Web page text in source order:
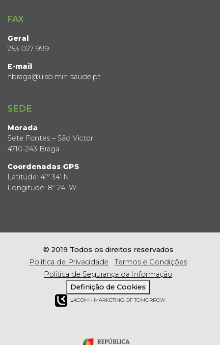
FAX
Geral
253 027 999
E-mail
hbraga@ulsb.min-saude.pt
SEDE
Morada
Sete Fontes – São Victor
4710-243 Braga
Coordenadas GPS
Latitude: 41º 34’ N
Longitude: 8º 24’ W
© 2019 Todos os direitos reservados
Política de Privacidade
Termos e Condições
Política de Segurança da Informação
Definição de Cookies
LKCOM - MARKETING OF TOMORROW